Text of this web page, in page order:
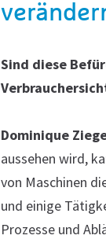
Sind diese
Dominique
aussehen wird,
von Maschinen
und einige
Prozesse und